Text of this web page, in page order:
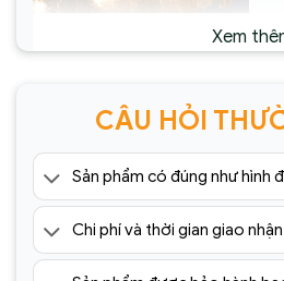
Đèn chùm pha lê cao cấp
SC0227-SR(1)
Xem
CÂU HỎI
Sản phẩm có đúng như hình
Chi phí và thời gian giao